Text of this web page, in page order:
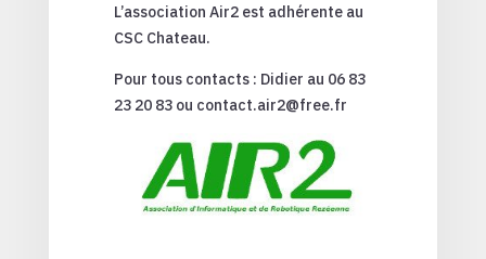
L’association Air2 est adhérente au
CSC Chateau.
Pour tous contacts : Didier au 06 83
23 20 83 ou contact.air2@free.fr